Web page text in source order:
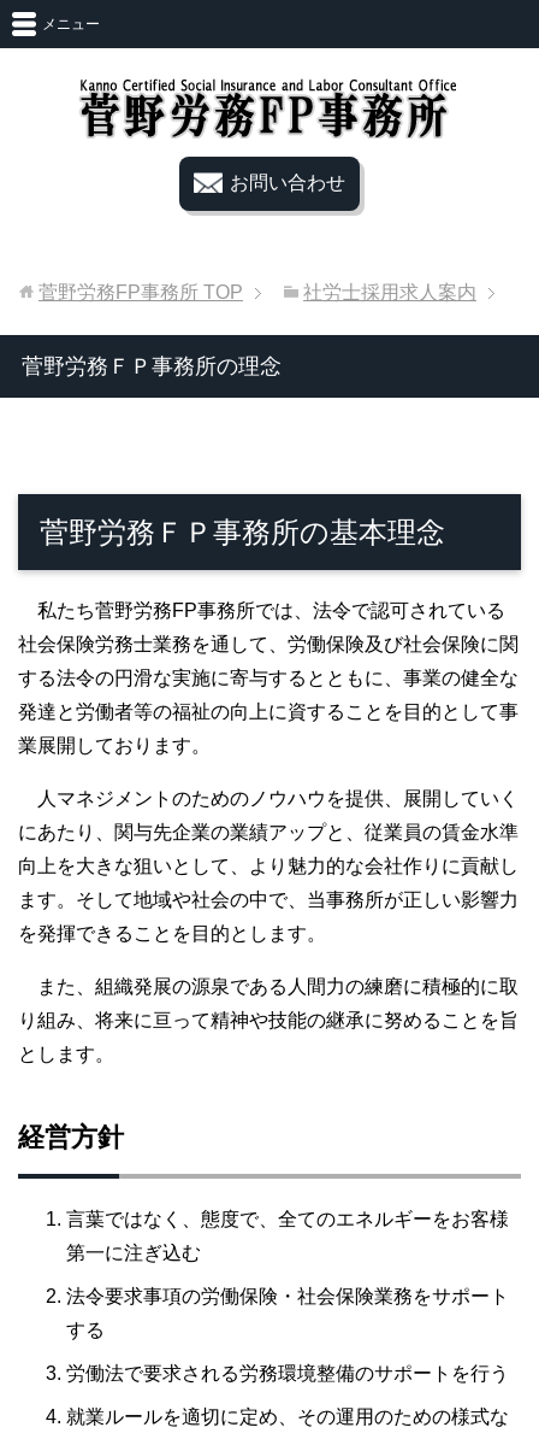
お問い合わせ
メニュー
菅野労務FP事務所 TOP 社労士採用求人案内
菅野労務ＦＰ事務所の理念
菅野労務ＦＰ事務所の基本理念
私たち菅野労務FP事務所では、法令で認可されている
社会保険労務士業務を通して、労働保険及び社会保険に関
する法令の円滑な実施に寄与するとともに、事業の健全な
発達と労働者等の福祉の向上に資することを目的として事
業展開しております。
人マネジメントのためのノウハウを提供、展開していく
にあたり、関与先企業の業績アップと、従業員の賃金水準
向上を大きな狙いとして、より魅力的な会社作りに貢献し
ます。そして地域や社会の中で、当事務所が正しい影響力
を発揮できることを目的とします。
また、組織発展の源泉である人間力の練磨に積極的に取
り組み、将来に亘って精神や技能の継承に努めることを旨
とします。
経営方針
言葉ではなく、態度で、全てのエネルギーをお客様
第一に注ぎ込む
法令要求事項の労働保険・社会保険業務をサポート
する
労働法で要求される労務環境整備のサポートを行う
就業ルールを適切に定め、その運用のための様式な